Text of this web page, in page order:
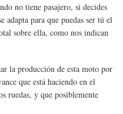
no tiene pasajero, si decides
para que puedas ser tú el
sobre ella, como nos indican
la producción de esta moto por
que está haciendo en el
ruedas, y que posiblemente